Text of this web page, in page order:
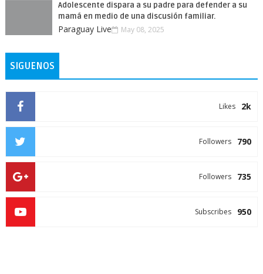
Adolescente dispara a su padre para defender a su
mamá en medio de una discusión familiar.
Paraguay Live May 08, 2025
SIGUENOS
2k
Likes
790
Followers
735
Followers
950
Subscribes